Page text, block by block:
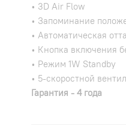
• 3D Air Flow
• Запоминание
• Автоматическая
• Кнопка включения
• Режим 1W Standby
• 5-скоростной
Гарантия - 4 года